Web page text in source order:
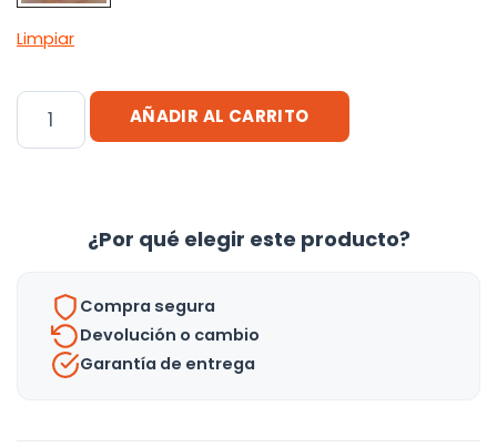
Limpiar
Triciclo
Andador
Música
Luces
AÑADIR AL CARRITO
¿Por qué elegir este producto?
Compra segura
Devolución o cambio
Garantía de entrega